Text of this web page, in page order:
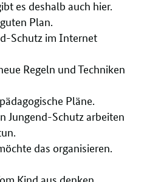
es deshalb auch hier.
Plan.
Schutz im Internet
Regeln und Techniken
Pläne.
Jungend-Schutz arbeiten
das organisieren.
Kind aus denken.